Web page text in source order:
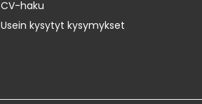
CV-haku
Usein kysytyt kysymykset